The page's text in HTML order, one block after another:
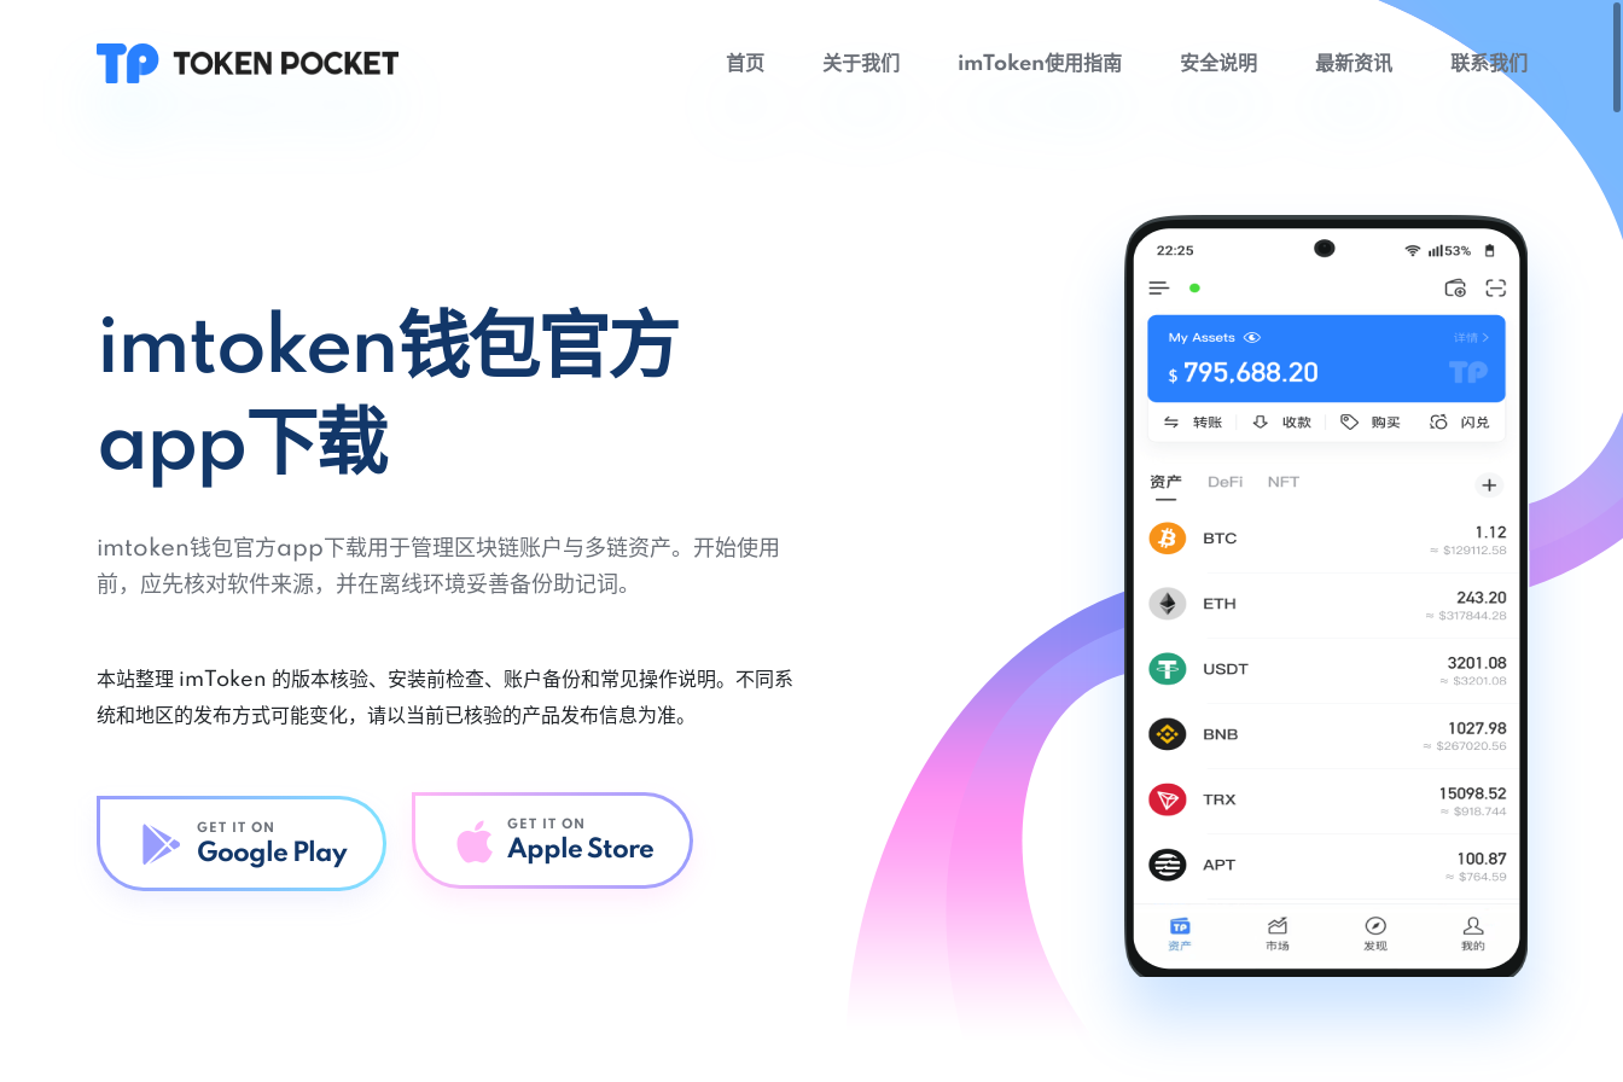
首页 关于我们 imToken使用指南 安全说明 最新资讯 联系我们
imtoken钱包官方
app下载
imtoken钱包官方app下载用于管理区块链账户与多链资产。开始使用
前，应先核对软件来源，并在离线环境妥善备份助记词。
本站整理 imToken 的版本核验、安装前检查、账户备份和常见操作说明。不同系
统和地区的发布方式可能变化，请以当前已核验的产品发布信息为准。
GET IT ON
Google Play
GET IT ON
Apple Store